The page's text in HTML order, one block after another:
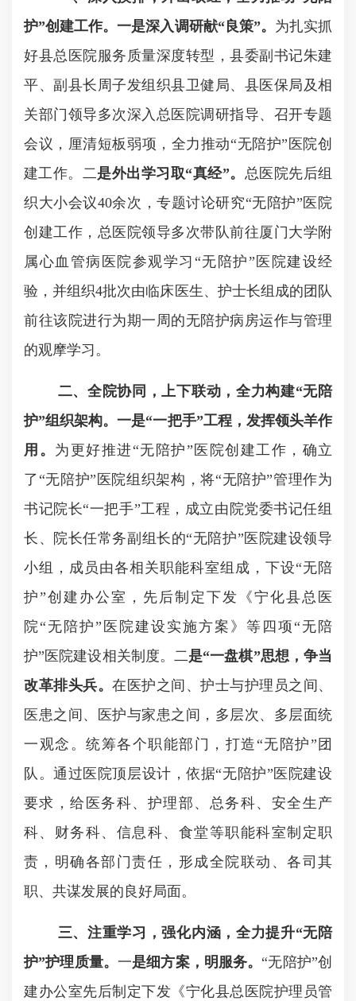
护”创建工作。一是深入调研献“良策”。 为扎实抓
好县总医院服务质量深度转型，县委副书记朱建
平、副县长周子发组织县卫健局、县医保局及相
关部门领导多次深入总医院调研指导、召开专题
会议，厘清短板弱项，全力推动“无陪护”医院创
建工作。二是外出学习取“真经”。 总医院先后组
织大小会议40余次，专题讨论研究“无陪护”医院
创建工作，总医院领导多次带队前往厦门大学附
属心血管病医院参观学习“无陪护”医院建设经
验，并组织4批次由临床医生、护士长组成的团队
前往该院进行为期一周的无陪护病房运作与管理
的观摩学习。
二、全院协同，上下联动，全力构建“无陪
护”组织架构。一是“一把手”工程，发挥领头羊作
用。 为更好推进“无陪护”医院创建工作，确立
了“无陪护”医院组织架构，将“无陪护”管理作为
书记院长“一把手”工程，成立由院党委书记任组
长、院长任常务副组长的“无陪护”医院建设领导
小组，成员由各相关职能科室组成，下设“无陪
护”创建办公室，先后制定下发《宁化县总医
院“无陪护”医院建设实施方案》等四项“无陪
护”医院建设相关制度。二是“一盘棋”思想，争当
改革排头兵。 在医护之间、护士与护理员之间、
医患之间、医护与家患之间，多层次、多层面统
一观念。统筹各个职能部门，打造“无陪护”团
队。通过医院顶层设计，依据“无陪护”医院建设
要求，给医务科、护理部、总务科、安全生产
科、财务科、信息科、食堂等职能科室制定职
责，明确各部门责任，形成全院联动、各司其
职、共谋发展的良好局面。
三、注重学习，强化内涵，全力提升“无陪
护”护理质量。 一是细方案，明服务。 “无陪护”创
建办公室先后制定下发《宁化县总医院护理员管